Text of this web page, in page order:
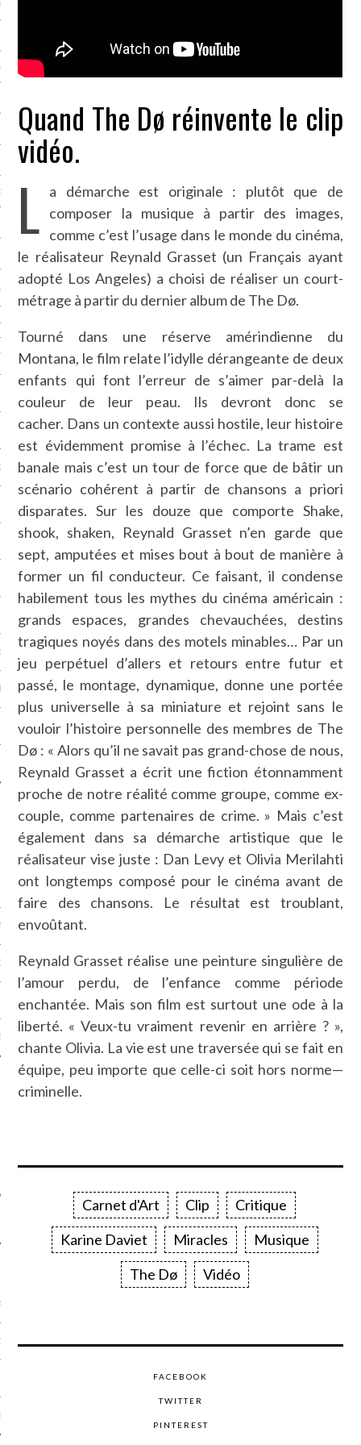
GUERRE
EN VOD
CARAVELLE
PODCAST
SUIVEZ-NOUS
CARAVELLE
CARAVELLE
PODCAST
Quand The Dø réinvente le clip
vidéo.
L a démarche est originale : plutôt que de
composer la musique à partir des images,
comme c’est l’usage dans le monde du cinéma,
le réalisateur Reynald Grasset (un Français ayant
adopté Los Angeles) a choisi de réaliser un court-
métrage à partir du dernier album de The Dø.
Tourné dans une réserve amérindienne du
Montana, le film relate l’idylle dérangeante de deux
enfants qui font l’erreur de s’aimer par-delà la
couleur de leur peau. Ils devront donc se
cacher. Dans un contexte aussi hostile, leur histoire
est évidemment promise à l’échec. La trame est
banale mais c’est un tour de force que de bâtir un
scénario cohérent à partir de chansons a priori
disparates. Sur les douze que comporte Shake,
shook, shaken, Reynald Grasset n’en garde que
sept, amputées et mises bout à bout de manière à
former un fil conducteur. Ce faisant, il condense
habilement tous les mythes du cinéma américain :
grands espaces, grandes chevauchées, destins
tragiques noyés dans des motels minables… Par un
jeu perpétuel d’allers et retours entre futur et
passé, le montage, dynamique, donne une portée
plus universelle à sa miniature et rejoint sans le
vouloir l’histoire personnelle des membres de The
Dø : « Alors qu’il ne savait pas grand-chose de nous,
Reynald Grasset a écrit une fiction étonnamment
proche de notre réalité comme groupe, comme ex-
couple, comme partenaires de crime. » Mais c’est
également dans sa démarche artistique que le
réalisateur vise juste : Dan Levy et Olivia Merilahti
ont longtemps composé pour le cinéma avant de
faire des chansons. Le résultat est troublant,
envoûtant.
Reynald Grasset réalise une peinture singulière de
l’amour perdu, de l’enfance comme période
enchantée. Mais son film est surtout une ode à la
liberté. « Veux-tu vraiment revenir en arrière ? »,
chante Olivia. La vie est une traversée qui se fait en
équipe, peu importe que celle-ci soit hors norme—
criminelle.
Carnet d'Art Clip
Critique
Karine Daviet
Miracles
Musique
The Dø
Vidéo
FACEBOOK
TWITTER
PINTEREST